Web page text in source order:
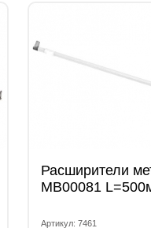
Расширители
МВ00081
Артикул: 7461